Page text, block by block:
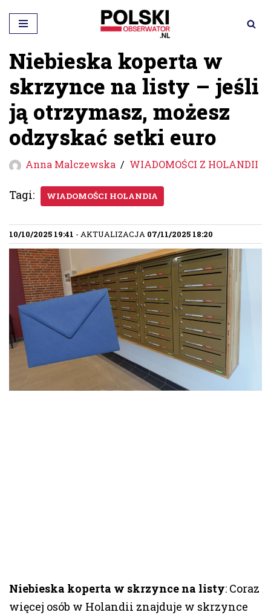
Przejdź
do
treści
Niebieska koperta w
skrzynce na listy – jeśli
ją otrzymasz, możesz
odzyskać setki euro
Anna Malczewska WIADOMOŚCI Z HOLANDII
Tagi: WIADOMOŚCI HOLANDIA
10/10/2025 19:41 - AKTUALIZACJA 07/11/2025 18:20
Niebieska koperta w skrzynce na listy: Coraz
więcej osób w Holandii znajduje w skrzynce